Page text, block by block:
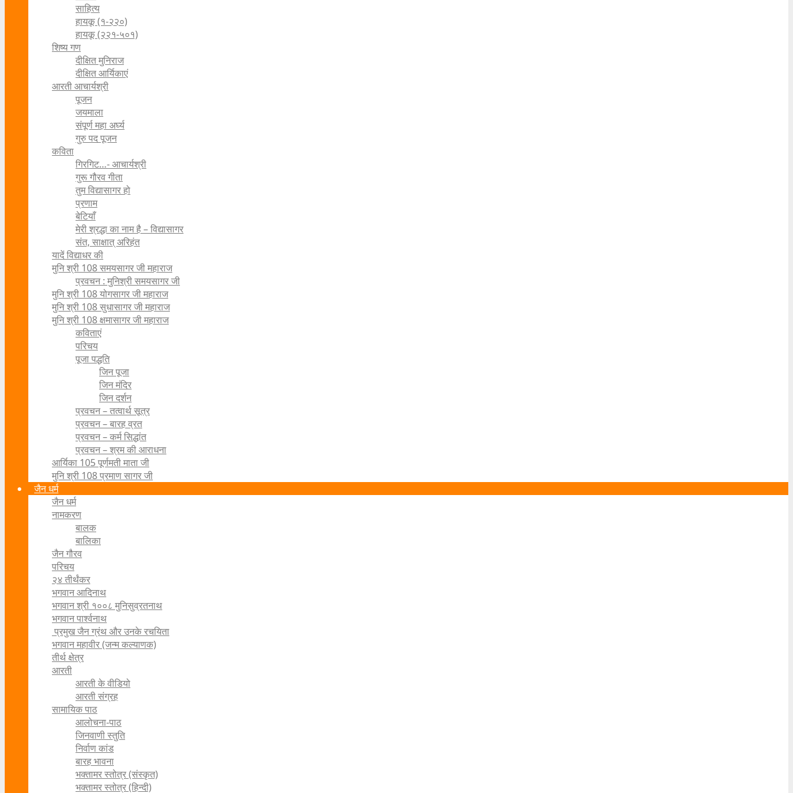
साहित्य
हायकू (१‍-२२०)
हायकू (२२१-५०१)
शिष्य गण
दीक्षित मुनिराज
दीक्षित आर्यिकाएं
आरती आचार्यश्री
पूजन
जयमाला
संपूर्ण महा अर्घ्य
गुरु पद पूजन
कविता
गिरगिट…- आचार्यश्री
गुरू गौरव गीता
तुम विद्यासागर हो
प्रणाम
बेटियाँ
मेरी श्रद्धा का नाम है – विद्यासागर
संत, साक्षात् अरिहंत
यादें विद्याधर की
मुनि श्री 108 समयसागर जी महाराज
प्रवचन : मुनिश्री समयसागर जी
मुनि श्री 108 योगसागर जी महाराज
मुनि श्री 108 सुधासागर जी महाराज
मुनि श्री 108 क्षमासागर जी महाराज
कविताएं
परिचय
पूजा पद्धति
जिन पूजा
जिन मंदिर
जिन दर्शन
प्रवचन – तत्वार्थ सूत्र
प्रवचन – बारह व्रत
प्रवचन – कर्म सिद्धांत
प्रवचन – श्रम की आराधना
आर्यिका 105 पूर्णमती माता जी
मुनि श्री 108 प्रमाण सागर जी
जैन धर्म
जैन धर्म
नामकरण
बालक
बालिका
जैन गौरव
परिचय
२४ तीर्थंकर
भगवान आदिनाथ
भगवान श्री १००८ मुनिसुव्रतनाथ
भगवान पार्श्वनाथ
प्रमुख जैन ग्रंथ और उनके रचयिता
भगवान महावीर (जन्म कल्याणक)
तीर्थ क्षेत्र
आरती
आरती के वीडियो
आरती संग्रह
सामायिक पाठ
आलोचना-पाठ
जिनवाणी स्तुति
निर्वाण कांड
बारह भावना
भक्तामर स्तोत्र (संस्कृत)
भक्तामर स्तोत्र (हिन्दी)